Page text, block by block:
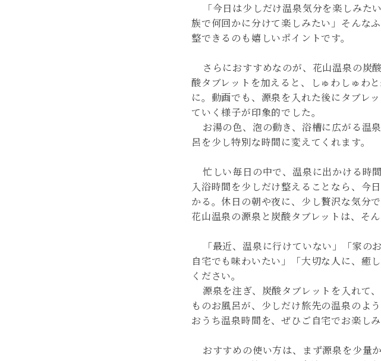
「今日は少しだけ温泉気分を楽しみ
族で何回かに分けて楽しみたい」そんな
整できるのも嬉しいポイントです。
さらにおすすめなのが、花山温泉の炭
酸タブレットを加えると、しゅわしゅわ
に。動画でも、源泉を入れた後にタブレ
ていく様子が印象的でした。
お湯の色、泡の動き、浴槽に広がる温
呂を少し特別な時間に変えてくれます。
忙しい毎日の中で、温泉に出かける時
入浴時間を少しだけ整えることなら、今
かる。休日の朝や夜に、少し贅沢な気分
花山温泉の源泉と炭酸タブレットは、そ
「最近、温泉に行けていない」「家
自宅でも味わいたい」「大切な人に、癒
ください。
源泉を注ぎ、炭酸タブレットを入れて
ものお風呂が、少しだけ旅先の温泉のよ
おうち温泉時間を、ぜひご自宅でお楽しみ
おすすめの使い方は、まず源泉を少量